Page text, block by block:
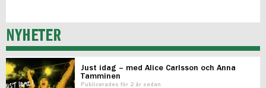
NYHETER
Just idag – med Alice Carlsson och Anna
Tamminen
Publicerades för 2 år sedan